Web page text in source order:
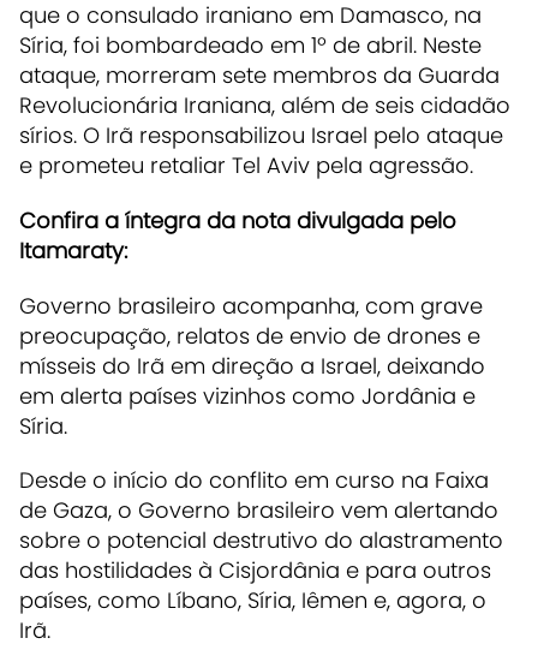
que o consulado iraniano em Damasco, na
Síria, foi bombardeado em 1º de abril. Neste
ataque, morreram sete membros da Guarda
Revolucionária Iraniana, além de seis cidadão
sírios. O Irã responsabilizou Israel pelo ataque
e prometeu retaliar Tel Aviv pela agressão.
Confira a íntegra da nota divulgada pelo
Itamaraty:
Governo brasileiro acompanha, com grave
preocupação, relatos de envio de drones e
mísseis do Irã em direção a Israel, deixando
em alerta países vizinhos como Jordânia e
Síria.
Desde o início do conflito em curso na Faixa
de Gaza, o Governo brasileiro vem alertando
sobre o potencial destrutivo do alastramento
das hostilidades à Cisjordânia e para outros
países, como Líbano, Síria, Iêmen e, agora, o
Irã.